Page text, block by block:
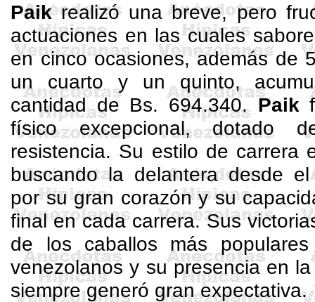
Paikrealizó una breve, pero
actuaciones en las cuales
en cinco ocasiones, además de
un cuarto y un quinto,
cantidad de Bs. 694.340.Paik
físico excepcional, dotado
resistencia. Su estilo de carrera
buscando la delantera desde
por su gran corazón y su
final en cada carrera. Sus
de los caballos más
venezolanos y su presencia en
siempre generó gran expectativa.